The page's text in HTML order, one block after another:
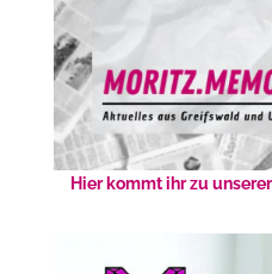
Hier kommt ihr zu